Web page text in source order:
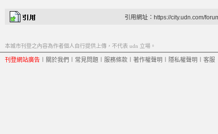
引用網址：https://city.udn.com/
本城市刊登之內容為作者個人自行提供上傳，不代表 udn 立場。
刊登網站廣告 關於我們 常見問題 服務條款 著作權聲明 隱私權聲明 客服